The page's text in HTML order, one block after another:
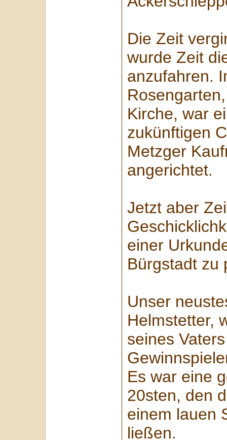
Die Zeit
wurde Zeit
anzufahren.
Kirche, war
zukünftigen
Metzger
angerichtet.
Jetzt aber
einer
Bürgstadt zu
Unser
Helmstetter,
seines
Es war eine
20sten, den
einem lauen
ließen.